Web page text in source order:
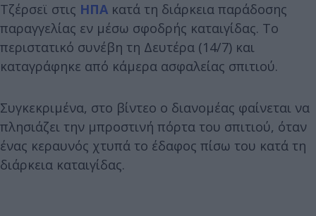
Τζέρσεϊ στις ΗΠΑ κατά τη διάρκεια παράδοσης
παραγγελίας εν μέσω σφοδρής καταιγίδας. Tο
περιστατικό συνέβη τη Δευτέρα (14/7) και
καταγράφηκε από κάμερα ασφαλείας σπιτιού.
Συγκεκριμένα, στο βίντεο ο διανομέας φαίνεται να
πλησιάζει την μπροστινή πόρτα του σπιτιού, όταν
ένας κεραυνός χτυπά το έδαφος πίσω του κατά τη
διάρκεια καταιγίδας.